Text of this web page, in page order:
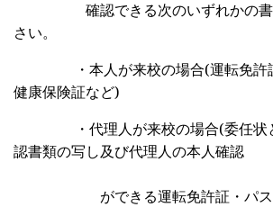
確認できる次のいずれかの書類
さい。
・本人が来校の場合(運転免許
健康保険証など)
・代理人が来校の場合(委任状
認書類の写し及び代理人の本人確認
ができる運転免許証・パスポ